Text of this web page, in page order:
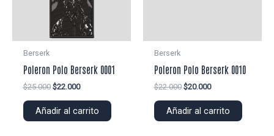
Berserk
Poleron Polo Berserk 0001
$25.000 El
original
$22.000El
actual
Añadir al carrito
Berserk
Poleron Polo Berserk 0010
$22.000 El
original
$20.000El
actual
Añadir al carrito